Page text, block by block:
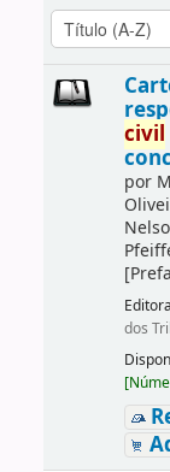
civil
por
dos
[